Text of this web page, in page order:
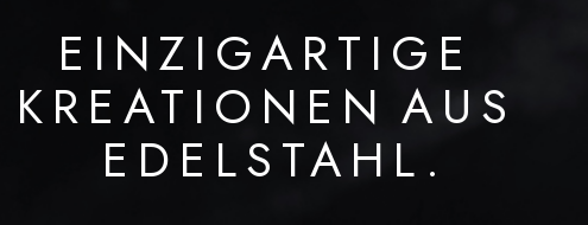
EINZIGARTIGE
KREATIONENAUS
EDELSTAHL.